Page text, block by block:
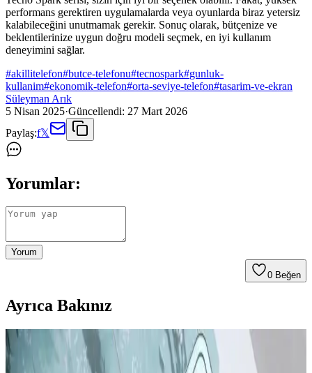
performans gerektiren uygulamalarda veya oyunlarda biraz yetersiz
kalabileceğini unutmamak gerekir. Sonuç olarak, bütçenize ve
beklentilerinize uygun doğru modeli seçmek, en iyi kullanım
deneyimini sağlar.
#akillitelefon#butce-telefonu#tecnospark#gunluk-
kullanim#ekonomik-telefon#orta-seviye-telefon#tasarim-ve-ekran
Süleyman Arık
5 Nisan 2025·Güncellendi: 27 Mart 2026
Paylaş:f𝕏
Yorumlar:
Yorum
0 Beğen
Ayrıca Bakınız
Apple iPhone 16 Plus 512GB Pembe Akıllı Telefon
Gelişmiş Tasarım ve Yüksek Performans